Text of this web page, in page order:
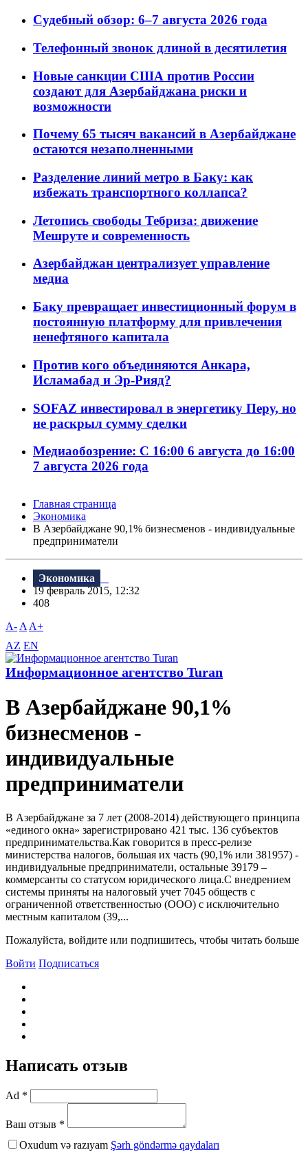
Судебный обзор: 6–7 августа 2026 года
Телефонный звонок длиной в десятилетия
Новые санкции США против России
создают для Азербайджана риски и
возможности
Почему 65 тысяч вакансий в Азербайджане
остаются незаполненными
Разделение линий метро в Баку: как
избежать транспортного коллапса?
Летопись свободы Тебриза: движение
Мешруте и современность
Азербайджан централизует управление
медиа
Баку превращает инвестиционный форум в
постоянную платформу для привлечения
ненефтяного капитала
Против кого объединяются Анкара,
Исламабад и Эр-Рияд?
SOFAZ инвестировал в энергетику Перу, но
не раскрыл сумму сделки
Медиаобозрение: С 16:00 6 августа до 16:00
7 августа 2026 года
Главная страница
Экономика
В Азербайджане 90,1% бизнесменов - индивидуальные
предприниматели
Экономика
19 февраль 2015, 12:32
408
A- A A+
AZ EN
Информационное агентство Turan
В Азербайджане 90,1%
бизнесменов -
индивидуальные
предприниматели
В Азербайджане за 7 лет (2008-2014) действующего принципа
«единого окна» зарегистрировано 421 тыс. 136 субъектов
предпринимательства.Как говорится в пресс-релизе
министерства налогов, большая их часть (90,1% или 381957) -
индивидуальные предприниматели, остальные 39179 –
коммерсанты со статусом юридического лица.С внедрением
системы приняты на налоговый учет 7045 обществ с
ограниченной ответственностью (ООО) с исключительно
местным капиталом (39,...
Пожалуйста, войдите или подпишитесь, чтобы читать больше
Войти Подписаться
Написать отзыв
Ad *
Ваш отзыв *
Oxudum və razıyam Şərh göndərmə qaydaları